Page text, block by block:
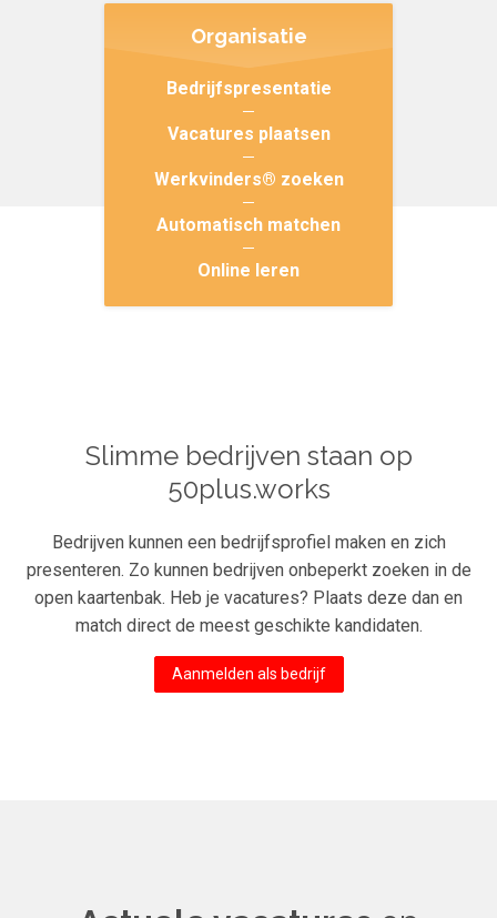
Organisatie
Bedrijfspresentatie
Vacatures plaatsen
Werkvinders® zoeken
Automatisch matchen
Online leren
Slimme bedrijven staan op
50plus.works
Bedrijven kunnen een bedrijfsprofiel maken en zich
presenteren. Zo kunnen bedrijven onbeperkt zoeken in de
open kaartenbak. Heb je vacatures? Plaats deze dan en
match direct de meest geschikte kandidaten.
Aanmelden als bedrijf